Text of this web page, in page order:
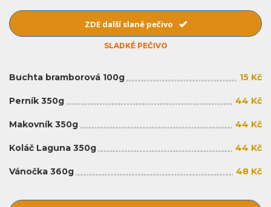
ZDE další slané pečivo
SLADKÉ PEČIVO
Buchta bramborová 100g 15 Kč
Perník 350g 44 Kč
Makovník 350g 44 Kč
Koláč Laguna 350g 44 Kč
Vánočka 360g 48 Kč